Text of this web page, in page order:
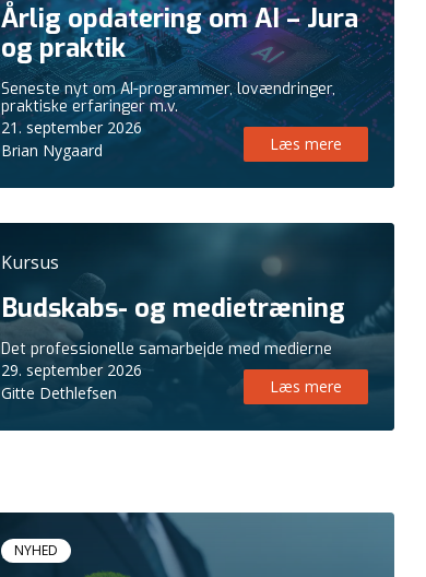
Årlig opdatering om AI – Jura
og praktik
Seneste nyt om AI-programmer, lovændringer,
praktiske erfaringer m.v.
21. september 2026
Brian Nygaard
Læs mere
Kursus
Budskabs- og medietræning
Det professionelle samarbejde med medierne
29. september 2026
Gitte Dethlefsen
Læs mere
NYHED
Kursus